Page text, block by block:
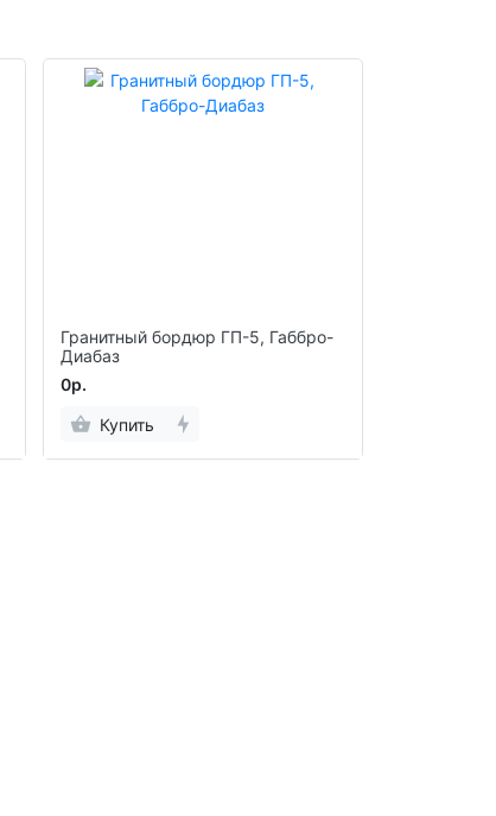
Гранитный бордюр ГП-5, Габбро-
Диабаз
0р.
Купить